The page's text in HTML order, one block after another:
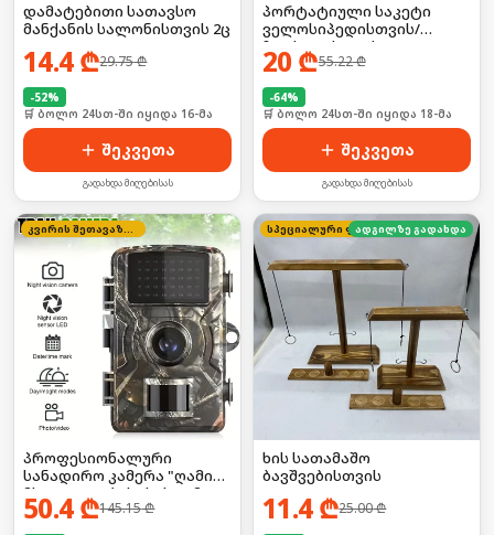
დამატებითი სათავსო
მანქანის სალონისთვის 2ც
14.4₾29.75₾
-52%
🛒 ბოლო 24სთ-ში იყიდა 16-მა
შეკვეთა
გადახდა მიღებისას
პორტატიული საკეტი
ველოსიპედისთვის/
ჩაფხუტისთვის
20₾55.22₾
-64%
🛒 ბოლო 24სთ-ში იყიდა 18-მა
შეკვეთა
გადახდა მიღებისას
კვირის შეთავაზება
პროფესიონალური
სანადირო კამერა "ღამის
მხედველობის" სისტემით
50.4₾145.15₾
სპეციალური ფასი
ადგილზე გადახდა
ხის სათამაშო
ბავშვებისთვის
11.4₾25.00₾